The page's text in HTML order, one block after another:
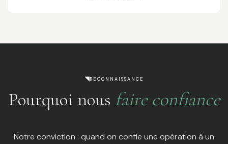
RECONNAISSANCE
Pourquoi nous faire confiance
Notre conviction : quand on confie une opération à un